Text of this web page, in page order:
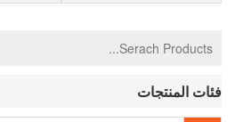
فئات المنتجات